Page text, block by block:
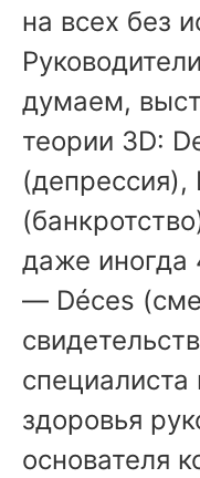
на всех без
думаем,
теории 3D:
даже иногда
— Déces
здоровья
основателя